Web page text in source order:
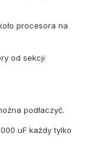
procesora na
od sekcji
podłaczyć.
uF każdy tylko